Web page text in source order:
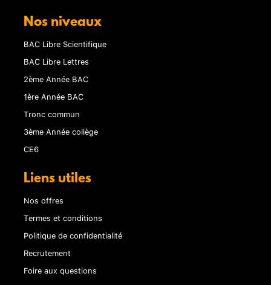
Nos niveaux
BAC Libre Scientifique
BAC Libre Lettres
2ème Année BAC
1ère Année BAC
Tronc commun
3ème Année collège
CE6
Liens utiles
Nos offres
Termes et conditions
Politique de confidentialité
Recrutement
Foire aux questions